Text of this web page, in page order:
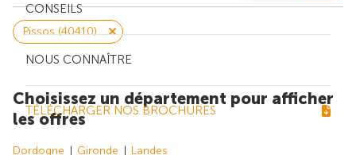
CONSEILS
NOUS CONNAÎTRE
TÉLÉCHARGER NOS BROCHURES
Pissos (40410)
Choisissez un département pour afficher
les offres
Dordogne Gironde Landes